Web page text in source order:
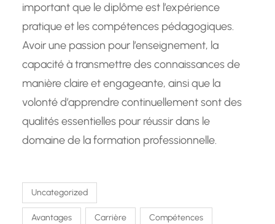
important que le diplôme est l’expérience
pratique et les compétences pédagogiques.
Avoir une passion pour l’enseignement, la
capacité à transmettre des connaissances de
manière claire et engageante, ainsi que la
volonté d’apprendre continuellement sont des
qualités essentielles pour réussir dans le
domaine de la formation professionnelle.
Uncategorized
Avantages Carrière Compétences